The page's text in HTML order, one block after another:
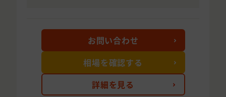
詳細を見る
お問い合わせ
相場を確認する